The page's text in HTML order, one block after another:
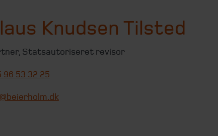
Knudsen Tilsted
, Statsautoriseret revisor
96 53 32 25